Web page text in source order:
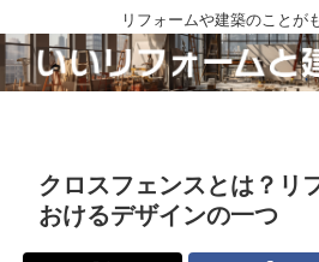
リフォームや建築のことが
クロスフェンスとは？リ
おけるデザインの一つ